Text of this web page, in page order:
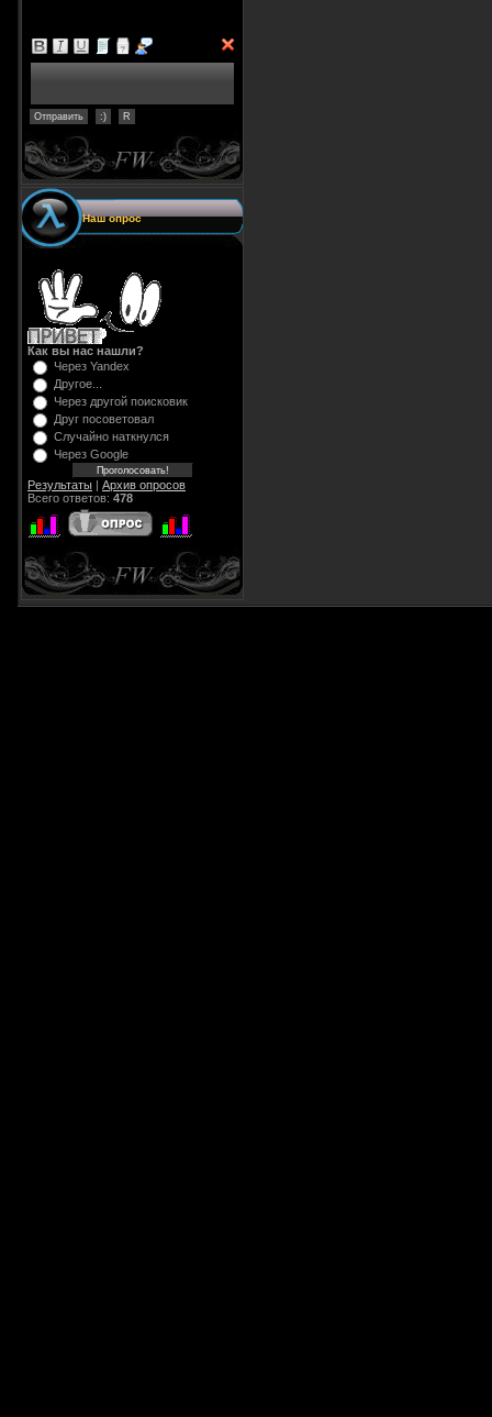
Наш опрос
Как вы нас нашли?
Через Yandex
Другое...
Через другой поисковик
Друг посоветовал
Случайно наткнулся
Через Google
Результаты | Архив опросов
Всего ответов: 478